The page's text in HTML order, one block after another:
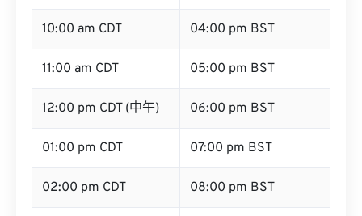
10:00 am CDT 04:00 pm BST
11:00 am CDT 05:00 pm BST
12:00 pm CDT (中午) 06:00 pm BST
01:00 pm CDT 07:00 pm BST
02:00 pm CDT 08:00 pm BST